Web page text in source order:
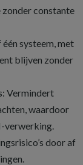
zonder constante
systeem, met
blijven zonder
Vermindert
waardoor
verwerking.
door af